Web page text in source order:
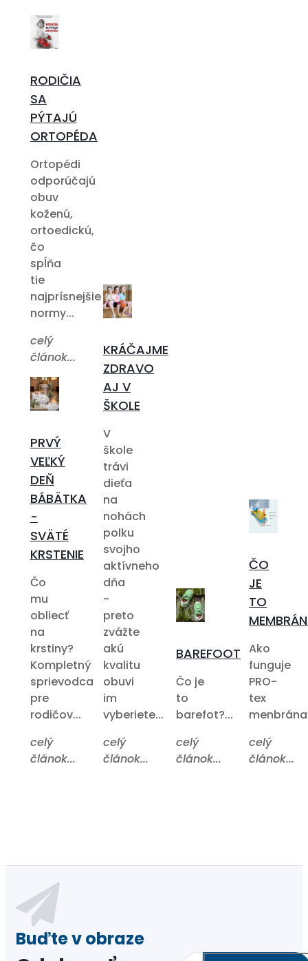
RODIČIA
SA
PÝTAJÚ
ORTOPÉDA
Ortopédi
odporúčajú
obuv
koženú,
ortoedickú,
čo
spĺňa
tie
najprísnejšie
normy...
celý
článok...
PRVÝ
VEĽKÝ
DEŇ
BÁBÄTKA
-
SVÄTÉ
KRSTENIE
Čo
mu
obliecť
na
krstiny?
Kompletný
sprievodca
pre
rodičov...
celý
článok...
KRÁČAJME
ZDRAVO
AJ V
ŠKOLE
V
škole
trávi
dieťa
na
nohách
polku
svojho
aktívneho
dňa
-
preto
zvážte
akú
kvalitu
obuvi
im
vyberiete...
celý
článok...
BAREFOOT
Čo je
to
barefot?...
celý
článok...
ČO
JE
TO
Ako
funguje
PRO-
tex
celý
článok...